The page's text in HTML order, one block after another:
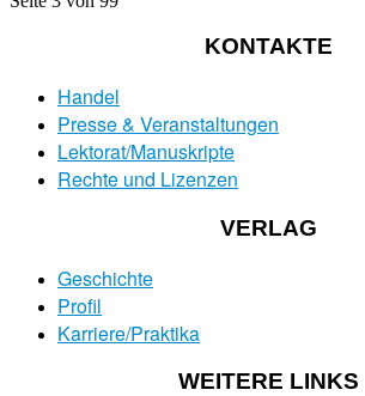
KONTAKTE
Handel
Presse & Veranstaltungen
Lektorat/Manuskripte
Rechte und Lizenzen
VERLAG
Geschichte
Profil
Karriere/Praktika
WEITERE LINKS